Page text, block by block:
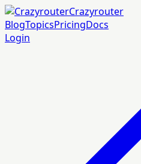
Crazyrouter
BlogTopicsPricingDocs
Login